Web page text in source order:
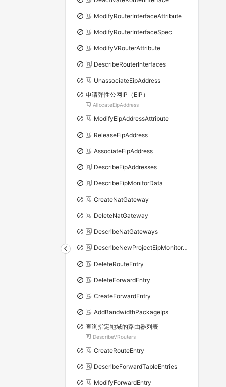
ModifyRouterInterfaceAttribute
ModifyRouterInterfaceSpec
ModifyVRouterAttribute
DescribeRouterInterfaces
UnassociateEipAddress
申请弹性公网IP（EIP）
AllocateEipAddress
ModifyEipAddressAttribute
ReleaseEipAddress
AssociateEipAddress
DescribeEipAddresses
DescribeEipMonitorData
CreateNatGateway
DeleteNatGateway
DescribeNatGateways
DescribeNewProjectEipMonitorData
DeleteRouteEntry
DeleteForwardEntry
CreateForwardEntry
AddBandwidthPackageIps
查询指定地域的路由器列表
DescribeVRouters
CreateRouteEntry
DescribeForwardTableEntries
ModifyForwardEntry